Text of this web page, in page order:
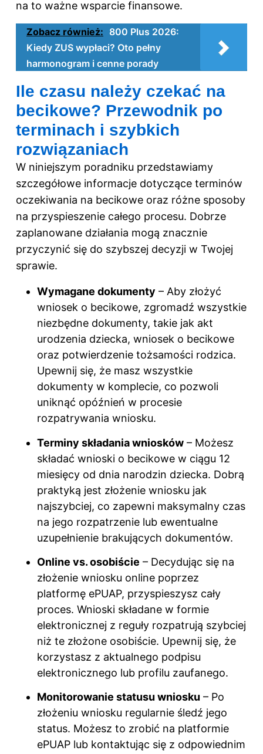
na to ważne wsparcie finansowe.
Zobacz również: 800 Plus 2026:
Kiedy ZUS wypłaci? Oto pełny
harmonogram i cenne porady
Ile czasu należy czekać na
becikowe? Przewodnik po
terminach i szybkich
rozwiązaniach
W niniejszym poradniku przedstawiamy
szczegółowe informacje dotyczące terminów
oczekiwania na becikowe oraz różne sposoby
na przyspieszenie całego procesu. Dobrze
zaplanowane działania mogą znacznie
przyczynić się do szybszej decyzji w Twojej
sprawie.
Wymagane dokumenty – Aby złożyć
wniosek o becikowe, zgromadź wszystkie
niezbędne dokumenty, takie jak akt
urodzenia dziecka, wniosek o becikowe
oraz potwierdzenie tożsamości rodzica.
Upewnij się, że masz wszystkie
dokumenty w komplecie, co pozwoli
uniknąć opóźnień w procesie
rozpatrywania wniosku.
Terminy składania wniosków – Możesz
składać wnioski o becikowe w ciągu 12
miesięcy od dnia narodzin dziecka. Dobrą
praktyką jest złożenie wniosku jak
najszybciej, co zapewni maksymalny czas
na jego rozpatrzenie lub ewentualne
uzupełnienie brakujących dokumentów.
Online vs. osobiście – Decydując się na
złożenie wniosku online poprzez
platformę ePUAP, przyspieszysz cały
proces. Wnioski składane w formie
elektronicznej z reguły rozpatrują szybciej
niż te złożone osobiście. Upewnij się, że
korzystasz z aktualnego podpisu
elektronicznego lub profilu zaufanego.
Monitorowanie statusu wniosku – Po
złożeniu wniosku regularnie śledź jego
status. Możesz to zrobić na platformie
ePUAP lub kontaktując się z odpowiednim